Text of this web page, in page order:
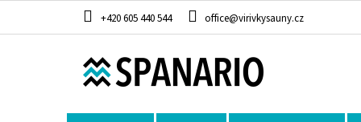
+420 605 440 544 office@virivkysauny.cz